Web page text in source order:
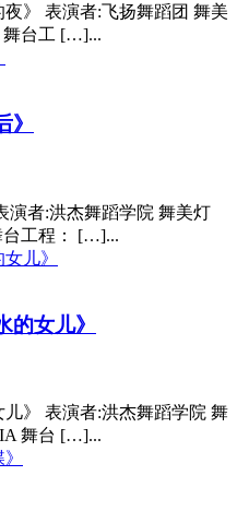
》 表演者:飞扬舞蹈团 舞美
舞台工 […]...
演者:洪杰舞蹈学院 舞美灯
台工程： […]...
的女儿》
》 表演者:洪杰舞蹈学院 舞
舞台 […]...